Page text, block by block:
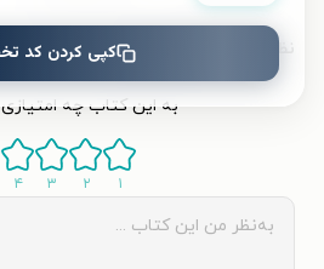
نظر شما دربارهٔ این کتاب
به این کتاب چه
۱ ۲ ۳ ۴
کپی کردن کد